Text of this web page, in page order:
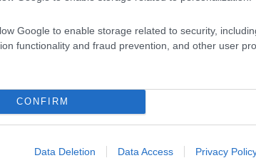
Google to enable storage related to security,
functionality and fraud prevention, and other user
CONFIRM
Data Deletion Data Access Privacy